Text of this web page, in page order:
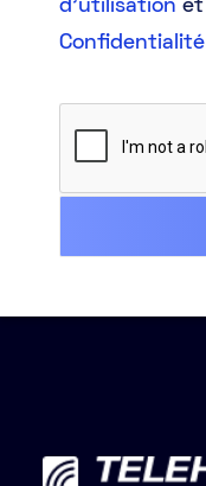
d'utilisation et
Confidentialité